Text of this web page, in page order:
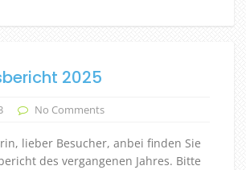
2025
No Comments
lieber Besucher, anbei finden Sie
des vergangenen Jahres. Bitte